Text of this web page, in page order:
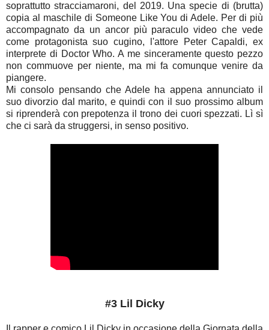
soprattutto stracciamaroni, del 2019. Una specie di (brutta)
copia al maschile di Someone Like You di Adele. Per di più
accompagnato da un ancor più paraculo video che vede
come protagonista suo cugino, l'attore Peter Capaldi, ex
interprete di Doctor Who. A me sinceramente questo pezzo
non commuove per niente, ma mi fa comunque venire da
piangere.
Mi consolo pensando che Adele ha appena annunciato il
suo divorzio dal marito, e quindi con il suo prossimo album
si riprenderà con prepotenza il trono dei cuori spezzati. Lì sì
che ci sarà da struggersi, in senso positivo.
#3 Lil Dicky